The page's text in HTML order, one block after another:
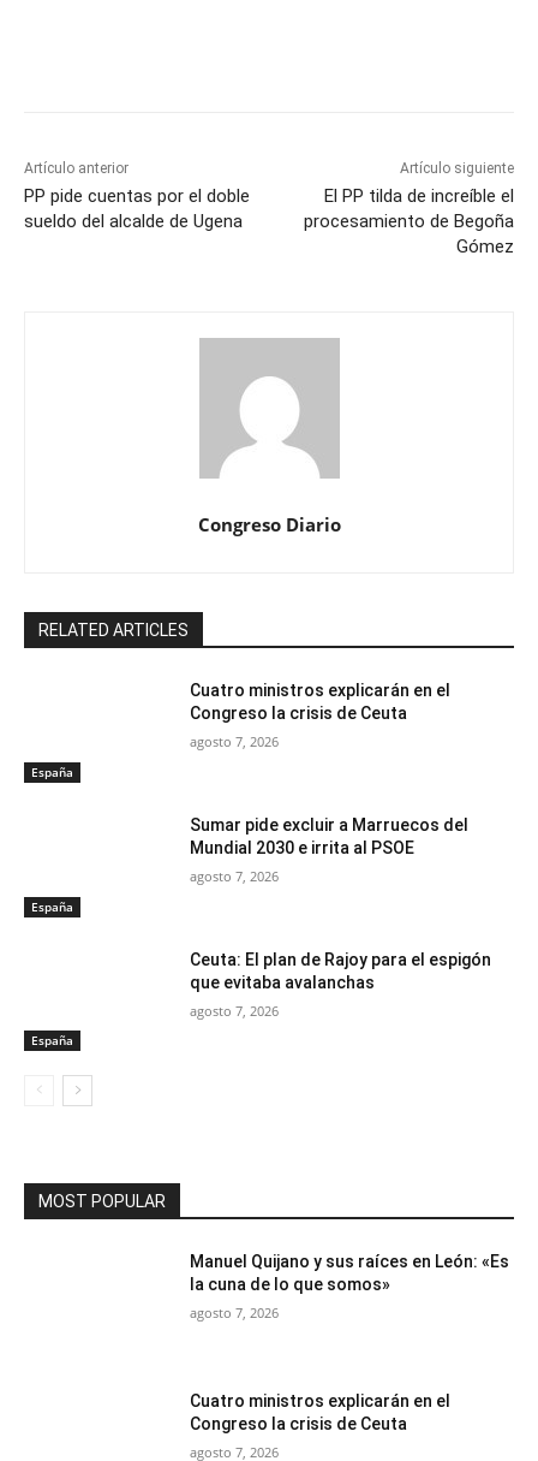
Artículo anterior
PP pide cuentas por el doble
sueldo del alcalde de Ugena
Artículo siguiente
El PP tilda de increíble el
procesamiento de Begoña
Gómez
Congreso Diario
RELATED ARTICLES
España
Cuatro ministros explicarán en el
Congreso la crisis de Ceuta
agosto 7, 2026
España
Sumar pide excluir a Marruecos del
Mundial 2030 e irrita al PSOE
agosto 7, 2026
España
Ceuta: El plan de Rajoy para el espigón
que evitaba avalanchas
agosto 7, 2026
MOST POPULAR
Manuel Quijano y sus raíces en León: «Es
la cuna de lo que somos»
agosto 7, 2026
Cuatro ministros explicarán en el
Congreso la crisis de Ceuta
agosto 7, 2026